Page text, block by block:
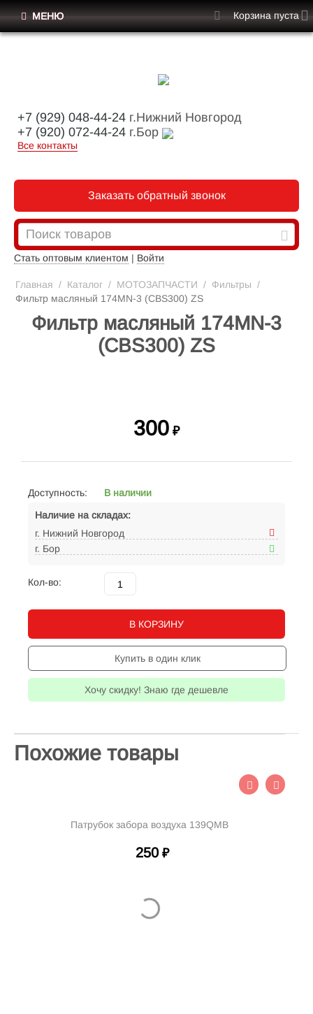
+7 (929) 048-44-24 г.Нижний Новгород
+7 (920) 072-44-24 г.Бор
Все контакты
Заказать обратный звонок
Стать оптовым клиентом | Войти
МЕНЮ Корзина пуста
Главная / Каталог / МОТОЗАПЧАСТИ / Фильтры /
Фильтр масляный 174MN-3 (CBS300) ZS
Фильтр масляный 174MN-3
(CBS300) ZS
300 ₽
Доступность:
В наличии
Наличие на складах:
г. Нижний Новгород
г. Бор
Кол-во:
В КОРЗИНУ
Купить в один клик
Хочу скидку! Знаю где дешевле
Похожие товары
воздуха 139QMB
Фильтрующий элемент